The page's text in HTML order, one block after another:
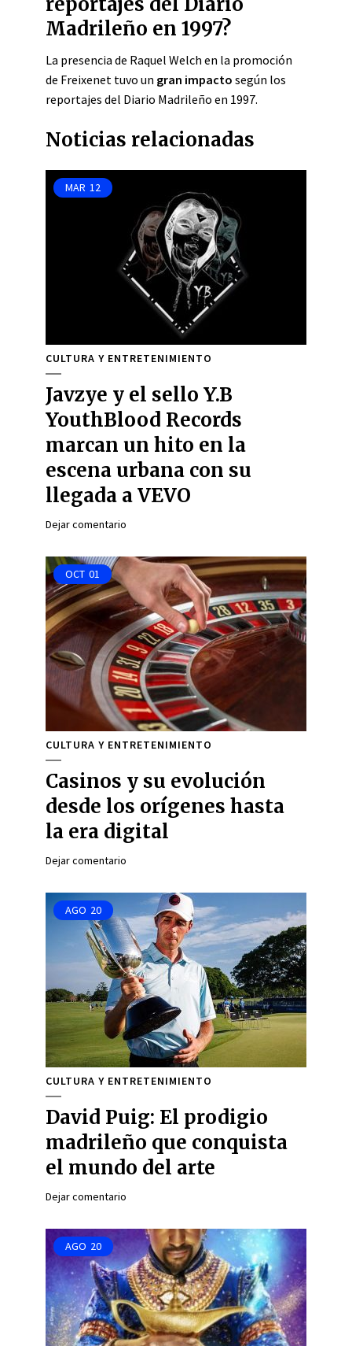
Madrileño en 1997?
La presencia de Raquel Welch en la promoción
de Freixenet tuvo un gran impacto según los
reportajes del Diario Madrileño en 1997.
Noticias relacionadas
MAR 12
CULTURA Y ENTRETENIMIENTO
Javzye y el sello Y.B
YouthBlood Records
marcan un hito en la
escena urbana con su
llegada a VEVO
Dejar comentario
OCT 01
CULTURA Y ENTRETENIMIENTO
Casinos y su evolución
desde los orígenes hasta
la era digital
Dejar comentario
AGO 20
CULTURA Y ENTRETENIMIENTO
David Puig: El prodigio
madrileño que conquista
el mundo del arte
Dejar comentario
AGO 20